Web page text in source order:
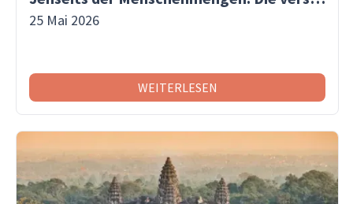
25 Mai 2026
WEITERLESEN